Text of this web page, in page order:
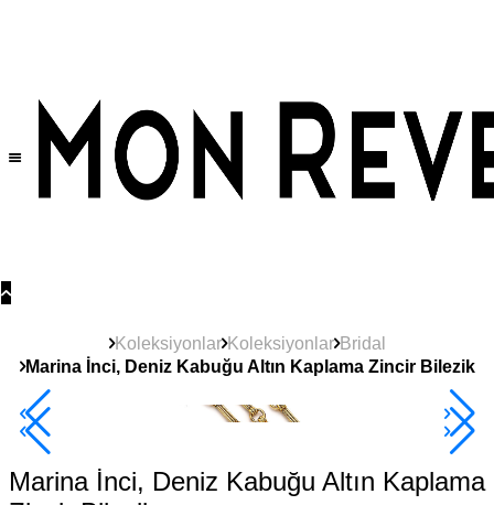
Koleksiyonlar Koleksiyonlar Bridal
Marina İnci, Deniz Kabuğu Altın Kaplama Zincir Bilezik
2+ Ürüne +%10
Marina İnci, Deniz Kabuğu Altın Kaplama